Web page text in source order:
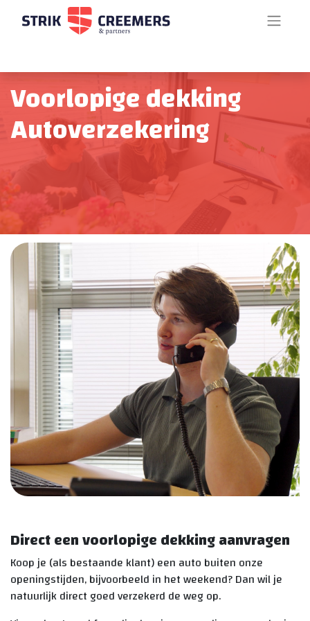
Voorlopige dekking
Autoverzekering
Direct een voorlopige dekking aanvragen
Koop je (als bestaande klant) een auto buiten onze
openingstijden, bijvoorbeeld in het weekend? Dan wil je
natuurlijk direct goed verzekerd de weg op.